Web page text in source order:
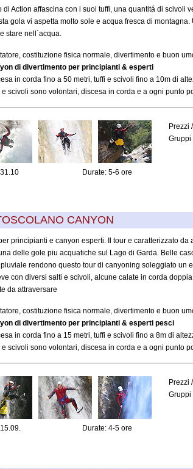
Action affascina con i suoi tuffi, una quantitá di scivoli
gola vi aspetta molto sole e acqua fresca di
stare nell´acqua.
costituzione fisica normale, divertimento e buon
di divertimento per principianti & esperti
in corda fino a 50 metri, tuffi e scivoli fino a 10m di
e scivoli sono volontari, discesa in corda e a ogni punto
Prezzi
Gruppi
Durate: 5-6 ore
CANYON
principianti e canyon esperti. Il tour e caratterizzato da
delle gole piu acquatiche sul Lago di Garda. Belle
rendono questo tour di canyoning soleggiato un
con diversi salti e scivoli, alcune calate in corda
da attraversare
costituzione fisica normale, divertimento e buon
di divertimento per principianti & esperti pesci
in corda fino a 15 metri, tuffi e scivoli fino a 8m di
e scivoli sono volontari, discesa in corda e a ogni punto
Prezzi
Gruppi
Durate: 4-5 ore